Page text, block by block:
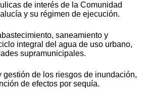
de interés de la Comunidad
y su régimen de ejecución.
saneamiento y
integral del agua de uso urbano,
supramunicipales.
gestión de los riesgos de inundación,
de efectos por sequía.